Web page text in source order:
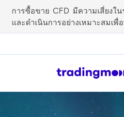
การซื้อขาย CFD มีความเสี่ยงใ
และดำเนินการอย่างเหมาะสมเ